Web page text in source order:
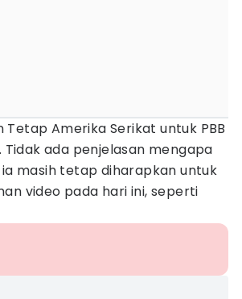
Amerika Serikat untuk PBB
ada penjelasan mengapa
masih tetap diharapkan untuk
video pada hari ini, seperti